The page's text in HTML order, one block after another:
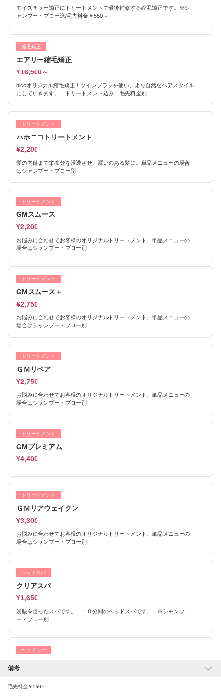
モイスチャー矯正にトリートメントで最後補修する縮毛矯正です。※シ
ャンプー・ブロー込/毛先料金￥550～
縮毛矯正
エアリー縮毛矯正
¥16,500～
nicoオリジナル縮毛矯正！ツインブラシを使い、より自然なヘアスタイル
にしていきます。 トリートメント込み 毛先料金別
トリートメント
ハホニコトリートメント
¥2,200
髪の内部まで栄養分を浸透させ、潤いのある髪に。単品メニューの場合
はシャンプー・ブロー別
トリートメント
GMスムース
¥2,200
お悩みに合わせてお客様のオリジナルトリートメント。単品メニューの
場合はシャンプー・ブロー別
トリートメント
GMスムース＋
¥2,750
お悩みに合わせてお客様のオリジナルトリートメント。単品メニューの
場合はシャンプー・ブロー別
トリートメント
ＧＭリペア
¥2,750
お悩みに合わせてお客様のオリジナルトリートメント。単品メニューの
場合はシャンプー・ブロー別
トリートメント
GMプレミアム
¥4,400
トリートメント
ＧＭリアウェイクン
¥3,300
お悩みに合わせてお客様のオリジナルトリートメント。単品メニューの
場合はシャンプー・ブロー別
ヘッドスパ
クリアスパ
¥1,650
炭酸を使ったスパです。 １０分間のヘッドスパです。 ※シャンプ
ー・ブロー別
ヘッドスパ
毛穴の中を綺麗にし、血行をよくするスパです。 20分のヘッドスパで
備考
毛先料金￥550～